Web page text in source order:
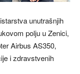
unutrašnjih
polju u Zenici,
Airbus AS350,
i zdravstvenih